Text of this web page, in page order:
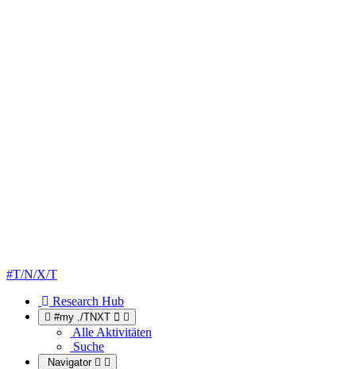
#T/N/X/T
Research Hub
#my ./TNXT
Alle Aktivitäten
Suche
Navigator